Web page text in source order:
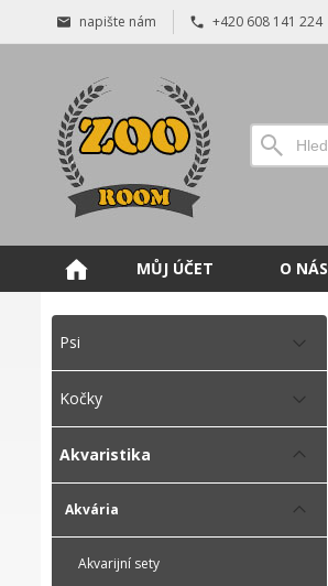
napište nám +420 608 141 224
MŮJ ÚČET O NÁS
Psi
Kočky
Akvaristika
Akvária
Akvarijní sety